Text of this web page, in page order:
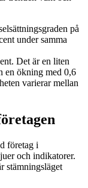
på
under samma
Det är en liten
en ökning med 0,6
varierar mellan
företag i
och indikatorer.
stämningsläget